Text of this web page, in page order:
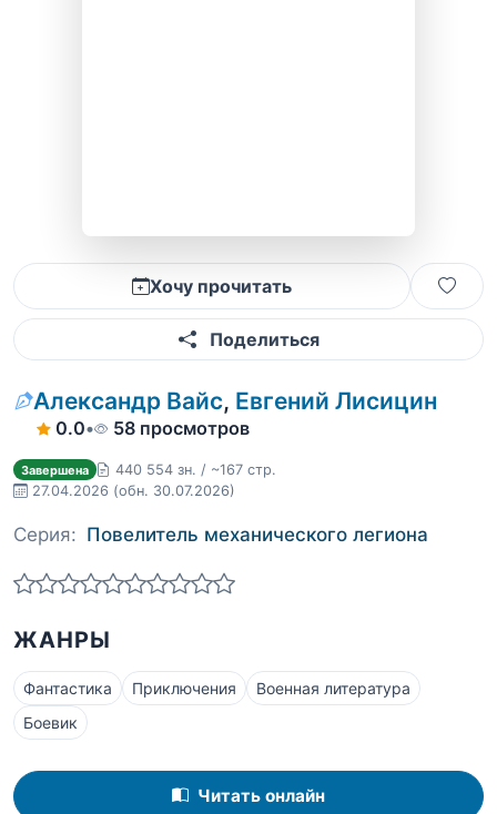
Хочу прочитать
Поделиться
Александр Вайс, Евгений Лисицин
0.0• 58 просмотров
Завершена
440 554 зн. / ~167 стр.
27.04.2026 (обн. 30.07.2026)
Серия: Повелитель механического легиона
ЖАНРЫ
Фантастика Приключения
Военная литература
Боевик
Читать онлайн